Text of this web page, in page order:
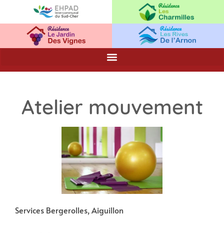
Atelier mouvement
Services Bergerolles, Aiguillon